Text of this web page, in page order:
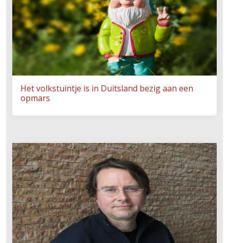
Het volkstuintje is in Duitsland bezig aan een
opmars